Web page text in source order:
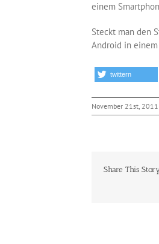
einem
Steckt man den
Android in
twittern
November 21st, 2011
Share This